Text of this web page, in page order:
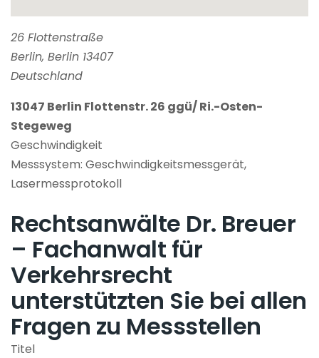
26 Flottenstraße
Berlin, Berlin 13407
Deutschland
13047 Berlin Flottenstr. 26 ggü/ Ri.-Osten-
Stegeweg
Geschwindigkeit
Messsystem: Geschwindigkeitsmessgerät,
Lasermessprotokoll
Rechtsanwälte Dr. Breuer
– Fachanwalt für
Verkehrsrecht
unterstützten Sie bei allen
Fragen zu Messstellen
Titel